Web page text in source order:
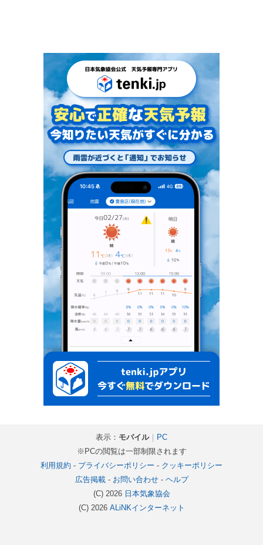
表示： モバイル｜ PC
※PCの閲覧は一部制限されます
利用規約 - プライバシーポリシー - クッキーポリシー
広告掲載- お問い合わせ- ヘルプ
(C) 2026 日本気象協会
(C) 2026 ALiNKインターネット